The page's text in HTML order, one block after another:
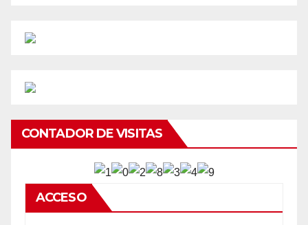
CONTADOR DE VISITAS
ACCESO